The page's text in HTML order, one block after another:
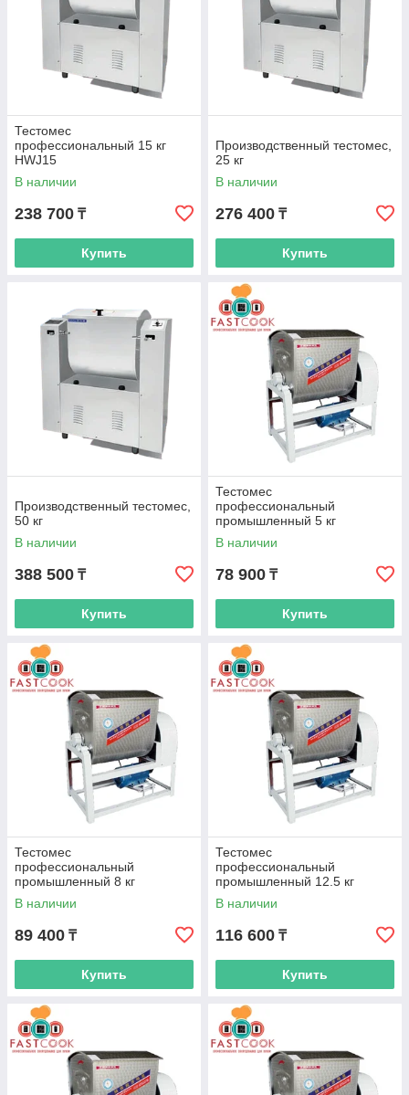
Тестомес
профессиональный 15 кг
HWJ15
В наличии
238 700 ₸
Купить
Производственный тестомес,
25 кг
В наличии
276 400 ₸
Купить
Производственный тестомес,
50 кг
В наличии
388 500 ₸
Купить
Тестомес
профессиональный
промышленный 5 кг
В наличии
78 900 ₸
Купить
Тестомес
профессиональный
промышленный 8 кг
В наличии
89 400 ₸
Купить
Тестомес
профессиональный
промышленный 12.5 кг
В наличии
116 600 ₸
Купить